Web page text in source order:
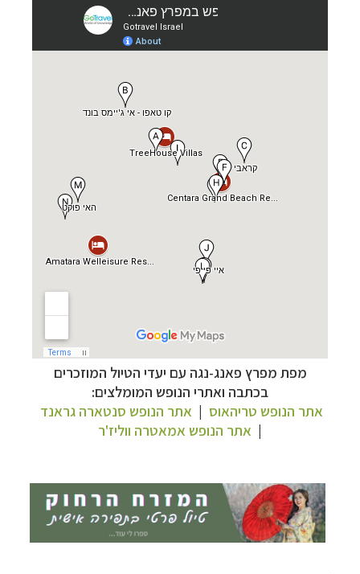
מפת מפרץ פאנג-נגה עם יעדי הטיול המוזכרים
בכתבה ואתרי הנופש המומלצים:
אתר הנופש טריהאוס | אתר הנופש סנטארה גראנד
| אתר הנופש אמאטרה ווליז'ר
לחצו לרשימת יעדים »
תכנוןטיולים לפולינזיה הצרפתית לחצו לפרטים »
תכנוןטיולים לאוסטרליה וניו זילנד
ההצעות »